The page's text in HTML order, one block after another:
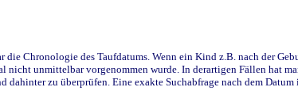
Chronologie des Taufdatums. Wenn ein Kind z.B. nach der
unmittelbar vorgenommen wurde. In derartigen Fällen hat
zu überprüfen. Eine exakte Suchabfrage nach dem